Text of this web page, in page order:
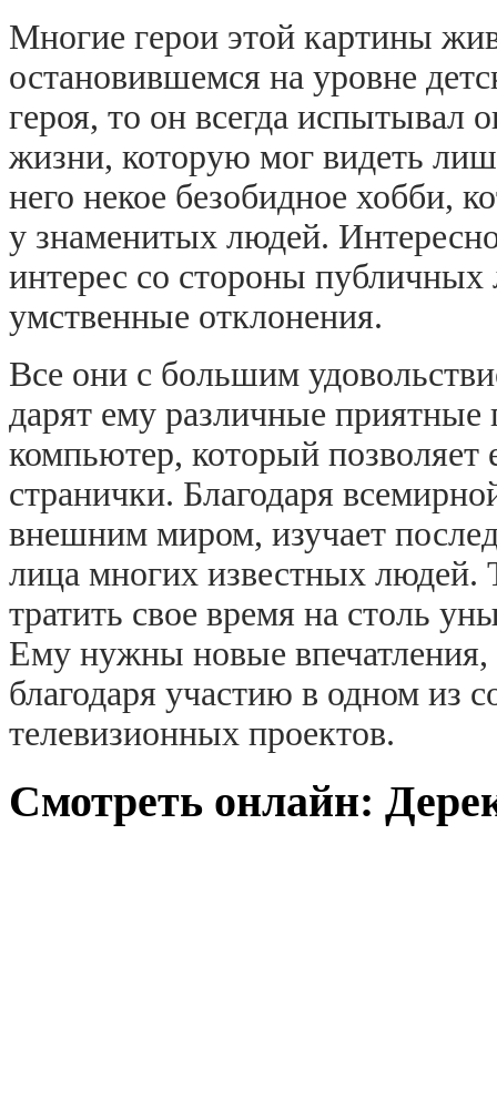
Многие герои этой картины
остановившемся на уровне
героя, то он всегда испытывал
жизни, которую мог видеть
него некое безобидное хобби,
у знаменитых людей.
интерес со стороны
умственные отклонения.
Все они с большим
дарят ему различные приятные
компьютер, который
странички. Благодаря
внешним миром, изучает
лица многих известных людей.
тратить свое время на столь
Ему нужны новые
благодаря участию в одном из
телевизионных проектов.
Смотреть онлайн: